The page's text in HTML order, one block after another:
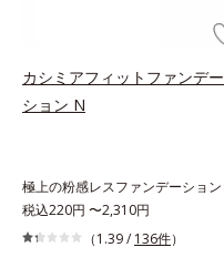
カシミアフィットファンデー
ション N
極上の粉感レスファンデーション
税込220円 〜2,310円
（1.39 / 136件）